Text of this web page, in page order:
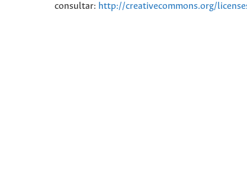
consultar: http://creativecommons.org/